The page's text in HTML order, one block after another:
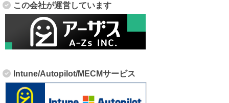
この会社が運営しています
Intune/Autopilot/MECMサービス